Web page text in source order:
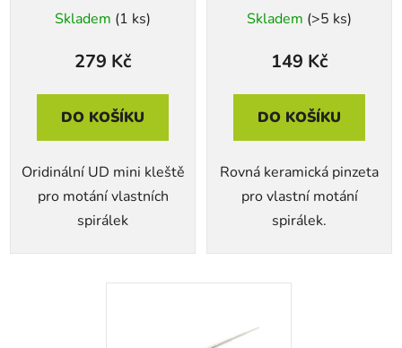
Skladem (1 ks)
279 Kč
DO KOŠÍKU
Oridinální UD mini kleště
pro motání vlastních
spirálek
Skladem (>5 ks)
149 Kč
DO KOŠÍKU
Rovná keramická pinzeta
pro vlastní motání
spirálek.